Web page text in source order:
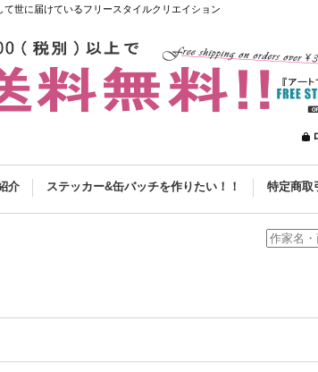
世に届けているフリースタイルクリエイション
介 ステッカー&缶バッチを作りたい！！ 特定商取